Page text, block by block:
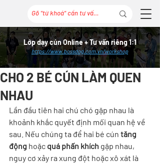
Lớp dạy cún Online + Tư vấn riêng 1:1
https://www.bossdog.com.vn/workshop
CHO 2 BÉ CÚN LÀM QUEN
NHAU
Lần đầu tiên hai chú chó gặp nhau là
khoảnh khắc quyết định mối quan hệ về
sau. Nếu chúng ta để hai bé cún tăng
động hoặc quá phấn khích gặp nhau,
nguy cơ xảy ra xung đột hoặc xô xát là